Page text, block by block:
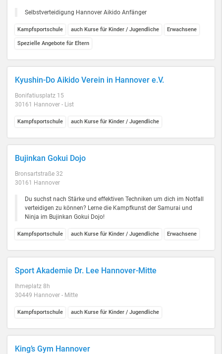
Selbstverteidigung Hannover Aikido Anfänger
Kampfsportschule auch Kurse für Kinder / Jugendliche Erwachsene
Spezielle Angebote für Eltern
Kyushin-Do Aikido Verein in Hannover e.V.
Bonifatiusplatz 15
30161 Hannover - List
Kampfsportschule auch Kurse für Kinder / Jugendliche
Bujinkan Gokui Dojo
Bronsartstraße 32
30161 Hannover
Du suchst nach Stärke und effektiven Techniken um dich im Notfall
verteidigen zu können? Lerne die Kampfkunst der Samurai und
Ninja im Bujinkan Gokui Dojo!
Kampfsportschule auch Kurse für Kinder / Jugendliche Erwachsene
Sport Akademie Dr. Lee Hannover-Mitte
Ihmeplatz 8h
30449 Hannover - Mitte
Kampfsportschule auch Kurse für Kinder / Jugendliche
King’s Gym Hannover